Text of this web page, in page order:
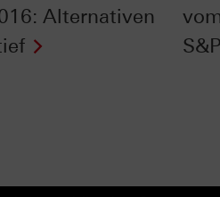
Alternativen